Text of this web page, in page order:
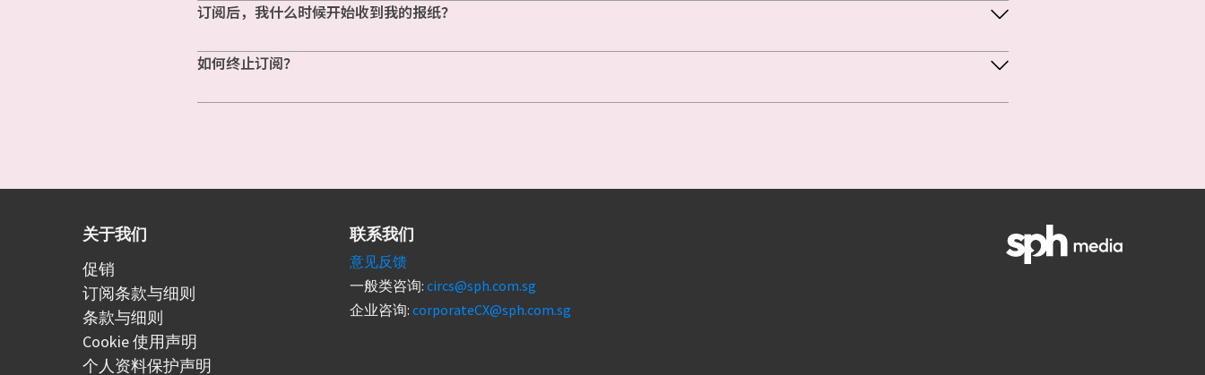
订阅后，我什么时候开始收到我的报纸？
如何终止订阅？
关于我们
促销
订阅条款与细则
条款与细则
Cookie 使用声明
个人资料保护声明
联系我们
意见反馈
一般类咨询: circs@sph.com.sg
企业咨询: corporateCX@sph.com.sg